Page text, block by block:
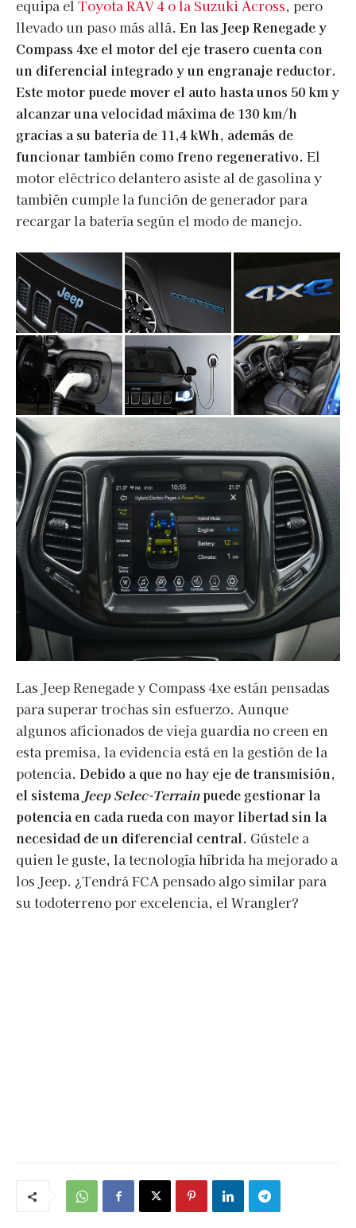
equipa el Toyota RAV 4 o la Suzuki Across, pero
llevado un paso más allá. En las Jeep Renegade y
Compass 4xe el motor del eje trasero cuenta con
un diferencial integrado y un engranaje reductor.
Este motor puede mover el auto hasta unos 50 km y
alcanzar una velocidad máxima de 130 km/h
gracias a su batería de 11,4 kWh, además de
funcionar también como freno regenerativo. El
motor eléctrico delantero asiste al de gasolina y
también cumple la función de generador para
recargar la batería según el modo de manejo.
Las Jeep Renegade y Compass 4xe están pensadas
para superar trochas sin esfuerzo. Aunque
algunos aficionados de vieja guardia no creen en
esta premisa, la evidencia está en la gestión de la
potencia. Debido a que no hay eje de transmisión,
el sistema Jeep Selec-Terrainpuede gestionar la
potencia en cada rueda con mayor libertad sin la
necesidad de un diferencial central. Gústele a
quien le guste, la tecnología híbrida ha mejorado a
los Jeep. ¿Tendrá FCA pensado algo similar para
su todoterreno por excelencia, el Wrangler?